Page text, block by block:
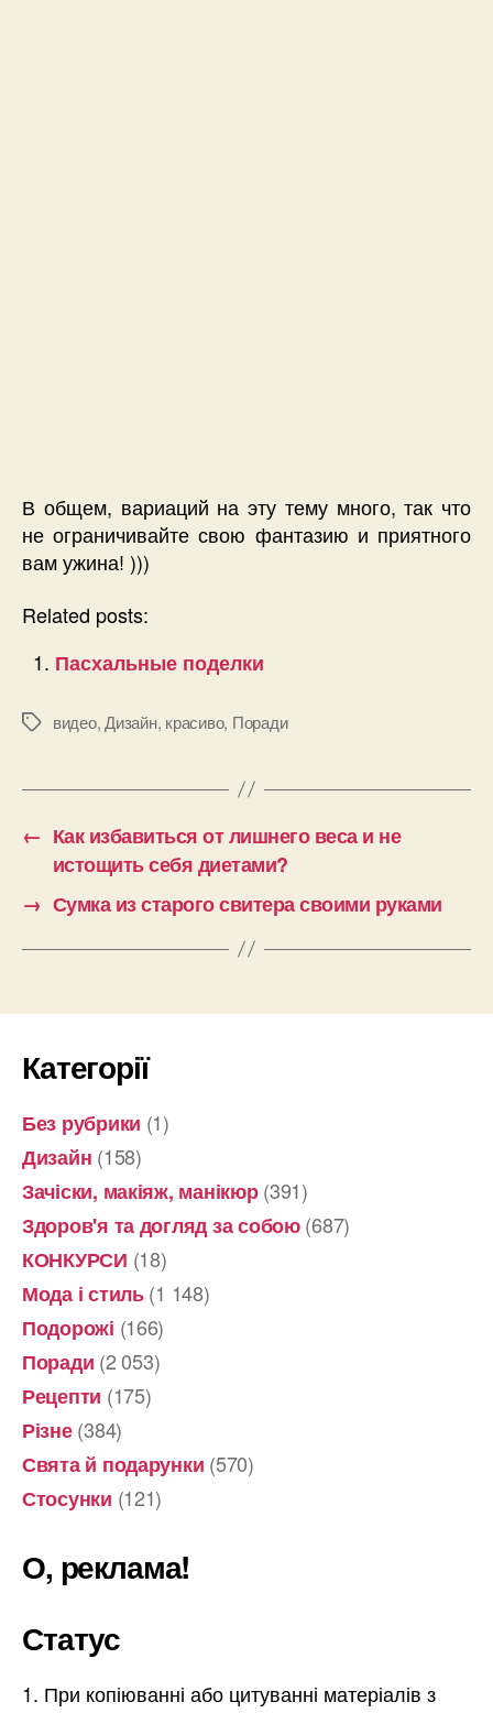
В общем, вариаций на эту тему много, так что
не ограничивайте свою фантазию и приятного
вам ужина! )))
Related posts:
Пасхальные поделки
Позначки
видео, Дизайн, красиво, Поради
← Как избавиться от лишнего веса и не
истощить себя диетами?
→ Сумка из старого свитера своими руками
Категорії
Без рубрики (1)
Дизайн (158)
Зачіски, макіяж, манікюр(391)
Здоров'я та догляд за собою(687)
КОНКУРСИ (18)
Мода і стиль(1 148)
Подорожі (166)
Поради (2 053)
Рецепти (175)
Різне(384)
Свята й подарунки (570)
Стосунки (121)
О, реклама!
Статус
При копіюванні або цитуванні матеріалів з